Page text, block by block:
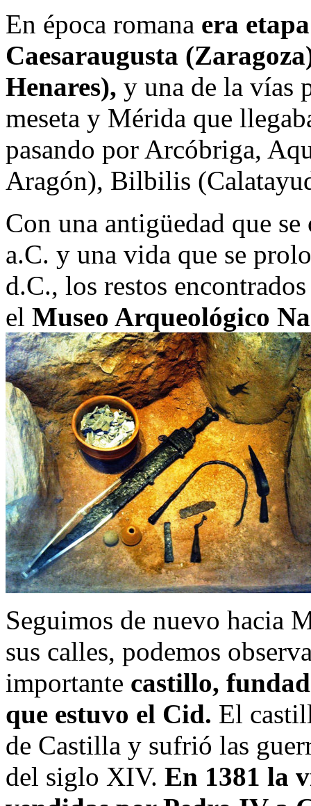
En época romana era
Caesaraugusta
Henares), y una de la vías
meseta y Mérida que
pasando por Arcóbriga,
Aragón), Bilbilis
Con una antigüedad que
a.C. y una vida que se
d.C., los restos
el Museo Arqueológico
Seguimos de nuevo hacia
sus calles, podemos
importante castillo,
que estuvo el Cid. El
de Castilla y sufrió las
del siglo XIV. En 1381 la